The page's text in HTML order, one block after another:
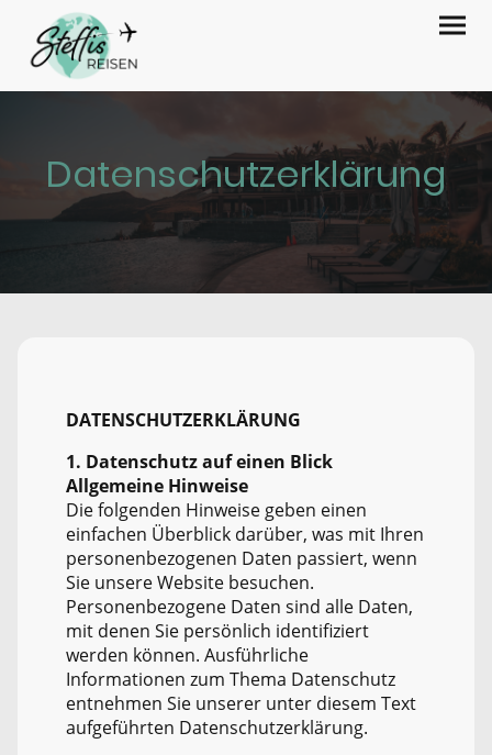
Datenschutzerklärung
DATENSCHUTZERKLÄRUNG
1. Datenschutz auf einen Blick
Allgemeine Hinweise
Die folgenden Hinweise geben einen
einfachen Überblick darüber, was mit Ihren
personenbezogenen Daten passiert, wenn
Sie unsere Website besuchen.
Personenbezogene Daten sind alle Daten,
mit denen Sie persönlich identifiziert
werden können. Ausführliche
Informationen zum Thema Datenschutz
entnehmen Sie unserer unter diesem Text
aufgeführten Datenschutzerklärung.